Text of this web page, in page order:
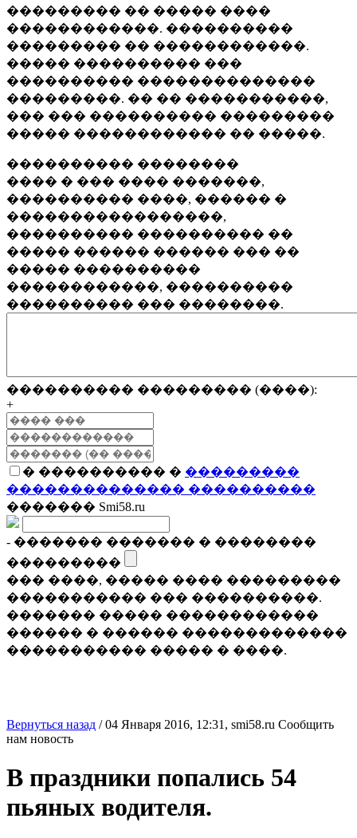
��������� �� ����� ����
������������. ����������
��������� �� ������������.
����� ���������� ���
���������� ��������������
���������. �� �� �����������,
��� ��� ���������� ���������
����� ������������ �� �����.
���������� ��������
���� � ��� ���� �������,
���������� ����, ������ �
�����������������,
���������� ���������� ��
����� ������ ������ ��� ��
����� ����������
������������, ����������
���������� ��� ��������.
���������� ��������� (����):
+
� ���������� � ���������
�������������� ����������
������� Smi58.ru
- ������� ������� � ��������
���������
��� ����, ����� ���� ���������
����������� ��� ����������.
������� ����� ������������
������ � ������ �������������
����������� ����� � ����.
Вернуться назад /04 Января 2016, 12:31, smi58.ru Сообщить
нам новость
В праздники попались 54
пьяных водителя.